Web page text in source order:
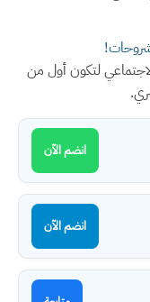
لتكون أول من
انضم الآن
انضم الآن